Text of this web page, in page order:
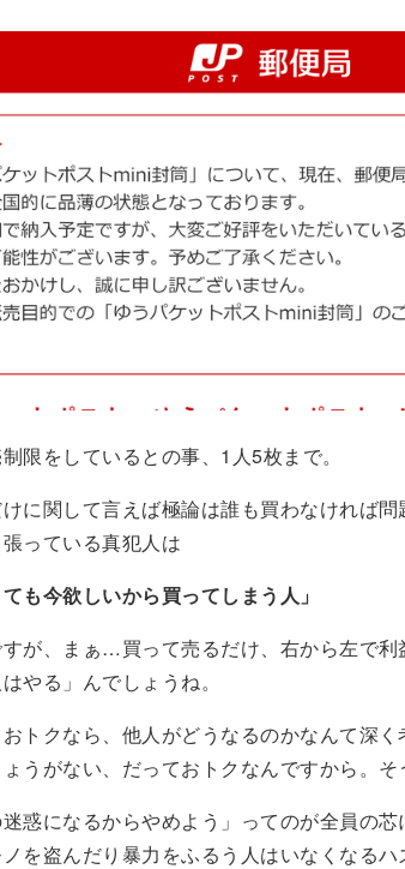
限をしているとの事、1人5枚まで。
に関して言えば極論は誰も買わなければ問
っている真犯人は
も今欲しいから買ってしまう人」
が、まぁ…買って売るだけ、右から左で利
やる」んでしょうね。
トクなら、他人がどうなるのかなんて深
うがない、だっておトクなんですから。そ
惑になるからやめよう」ってのが全員の
を盗んだり暴力をふるう人はいなくなるハ